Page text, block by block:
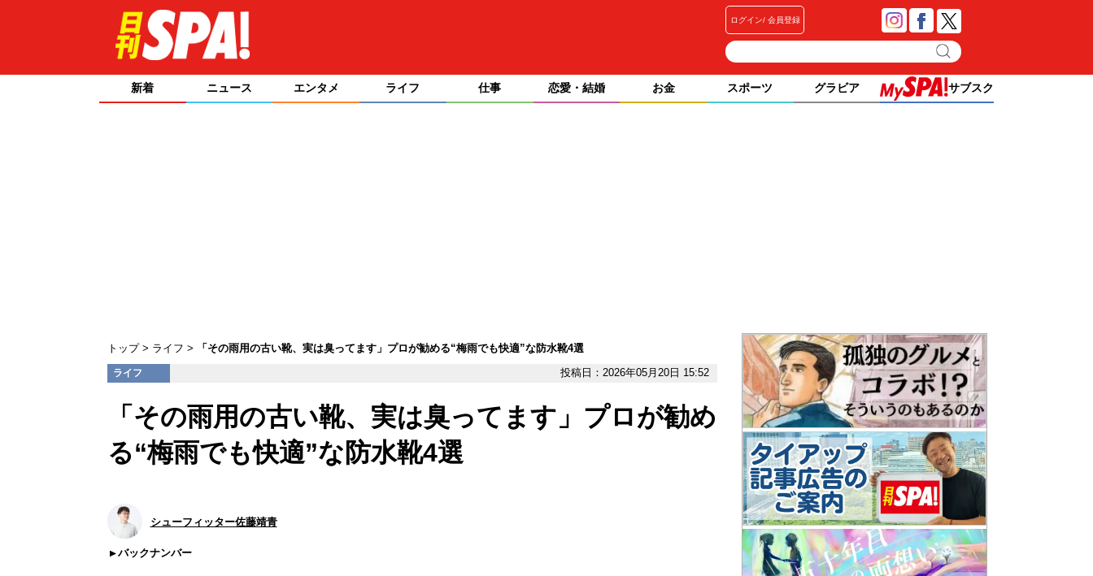
ログイン 会員登録
新着 ニュース エンタメ ライフ 仕事 恋愛・結婚 お金 スポーツ グラビア サブスク
トップ ライフ 「その雨用の古い靴、実は臭ってます」プロが勧める“梅雨でも快適”な防水靴4選
ライフ 投稿日：2026年05月20日 15:52
「その雨用の古い靴、実は臭ってます」プロが勧め
る“梅雨でも快適”な防水靴4選
シューフィッター佐藤靖青
バックナンバー